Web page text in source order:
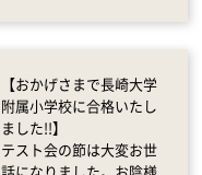
【おかげさまで長崎大学
附属小学校に合格いたし
ました!!】
テスト会の節は大変お世
話になりました。お陰様